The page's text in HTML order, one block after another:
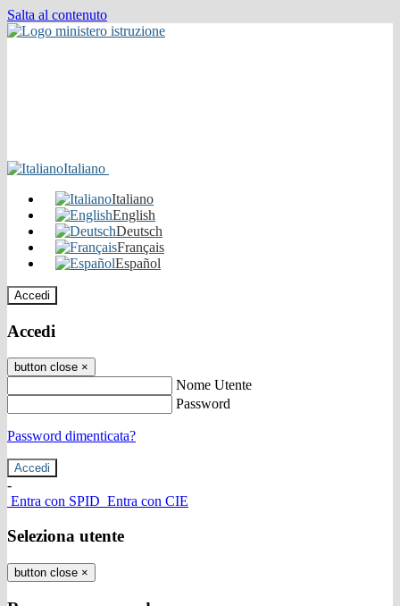
Salta al contenuto
Italiano
Italiano
English
Deutsch
Français
Español
Accedi
Accedi
button close ×
Nome Utente
Password
Password dimenticata?
-
Entra con SPID Entra con CIE
Seleziona utente
button close ×